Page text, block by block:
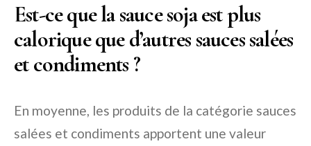
Est-ce que la sauce soja est plus
calorique que d’autres sauces salées
et condiments ?
En moyenne, les produits de la catégorie sauces
salées et condiments apportent une valeur